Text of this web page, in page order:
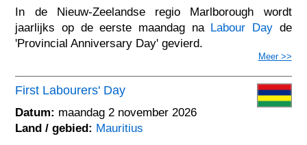
In de Nieuw-Zeelandse regio Marlborough wordt
jaarlijks op de eerste maandag na Labour Dayde
'Provincial Anniversary Day' gevierd.
Meer >>
First Labourers' Day
Datum: maandag 2 november 2026
Land / gebied: Mauritius